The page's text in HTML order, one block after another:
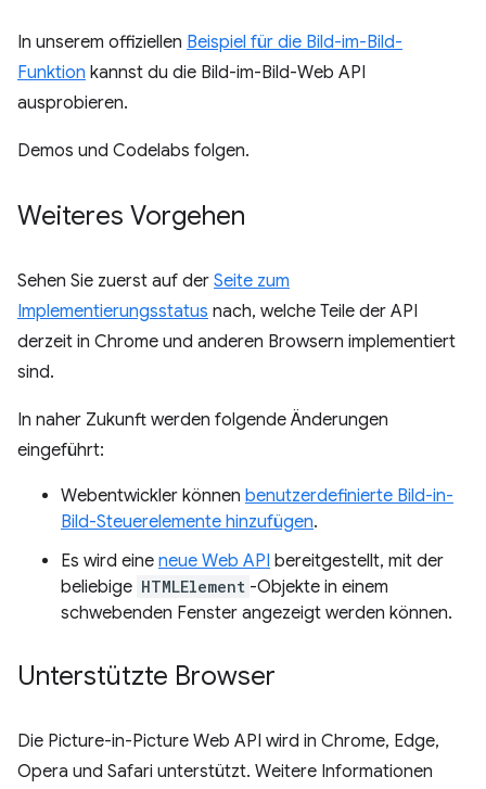
In unserem offiziellen Beispiel für die Bild-im-Bild-
Funktion kannst du die Bild-im-Bild-Web API
ausprobieren.
Demos und Codelabs folgen.
Weiteres Vorgehen
Sehen Sie zuerst auf der Seite zum
Implementierungsstatus nach, welche Teile der API
derzeit in Chrome und anderen Browsern implementiert
sind.
In naher Zukunft werden folgende Änderungen
eingeführt:
Webentwickler können benutzerdefinierte Bild-in-
Bild-Steuerelemente hinzufügen.
Es wird eine neue Web API bereitgestellt, mit der
beliebige HTMLElement -Objekte in einem
schwebenden Fenster angezeigt werden können.
Unterstützte Browser
Die Picture-in-Picture Web API wird in Chrome, Edge,
Opera und Safari unterstützt. Weitere Informationen